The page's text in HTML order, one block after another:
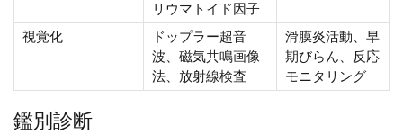
リウマトイド因子
視覚化
ドップラー超音
波、磁気共鳴画像
法、放射線検査
滑膜炎活動、早
期びらん、反応
モニタリング
鑑別診断